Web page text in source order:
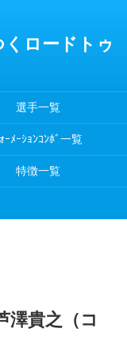
ロードトゥ
選手一覧
ｰﾒｰｼｮﾝｺﾝﾎﾞ一覧
特徴一覧
澤貴之（コ